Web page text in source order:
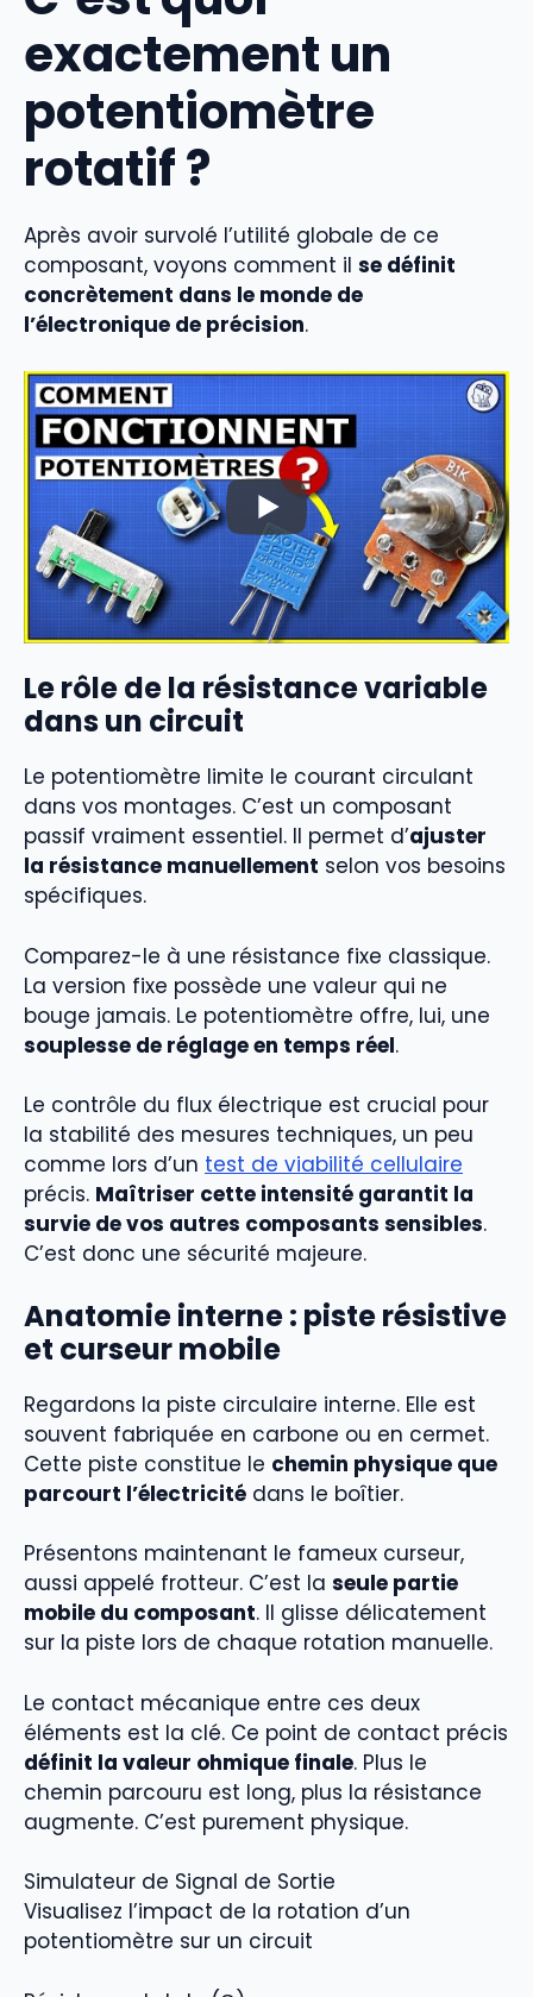
exactement un
potentiomètre
rotatif ?
Après avoir survolé l’utilité globale de ce
composant, voyons comment il se définit
concrètement dans le monde de
l’électronique de précision.
Le rôle de la résistance variable
dans un circuit
Le potentiomètre limite le courant circulant
dans vos montages. C’est un composant
passif vraiment essentiel. Il permet d’ajuster
la résistance manuellement selon vos besoins
spécifiques.
Comparez-le à une résistance fixe classique.
La version fixe possède une valeur qui ne
bouge jamais. Le potentiomètre offre, lui, une
souplesse de réglage en temps réel.
Le contrôle du flux électrique est crucial pour
la stabilité des mesures techniques, un peu
comme lors d’un test de viabilité cellulaire
précis. Maîtriser cette intensité garantit la
survie de vos autres composants sensibles.
C’est donc une sécurité majeure.
Anatomie interne : piste résistive
et curseur mobile
Regardons la piste circulaire interne. Elle est
souvent fabriquée en carbone ou en cermet.
Cette piste constitue le chemin physique que
parcourt l’électricité dans le boîtier.
Présentons maintenant le fameux curseur,
aussi appelé frotteur. C’est la seule partie
mobile du composant. Il glisse délicatement
sur la piste lors de chaque rotation manuelle.
Le contact mécanique entre ces deux
éléments est la clé. Ce point de contact précis
définit la valeur ohmique finale. Plus le
chemin parcouru est long, plus la résistance
augmente. C’est purement physique.
Simulateur de Signal de Sortie
Visualisez l’impact de la rotation d’un
potentiomètre sur un circuit